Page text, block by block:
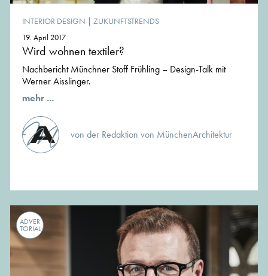
INTERIOR DESIGN | ZUKUNFTSTRENDS
19. April 2017
Wird wohnen textiler?
Nachbericht Münchner Stoff Frühling – Design-Talk mit
Werner Aisslinger.
mehr ...
von der Redaktion von MünchenArchitektur
ADVER
TORIAL